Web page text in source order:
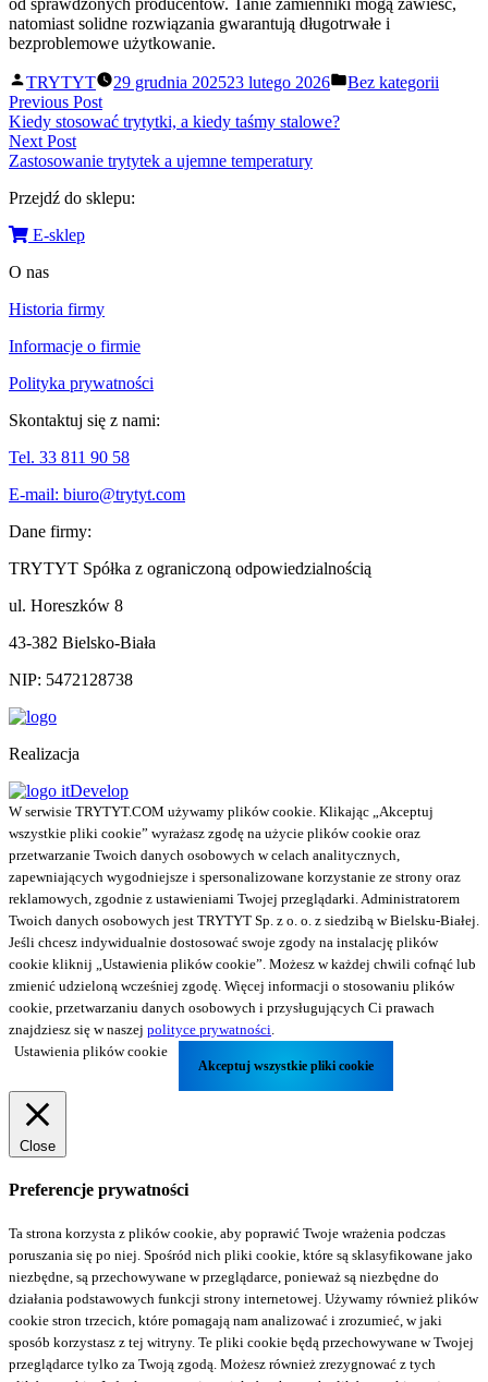
natomiast solidne rozwiązania gwarantują długotrwałe i
bezproblemowe użytkowanie.
Posted
by
TRYTYT 29 grudnia 202523 lutego 2026
Posted
Bez kategorii
Nawigacja
wpisu
Previous PostPrevious
post:
Kiedy stosować trytytki, a kiedy taśmy stalowe?
Next PostNext
post:
Zastosowanie trytytek a ujemne temperatury
Przejdź do sklepu:
E-sklep
O nas
Historia firmy
Informacje o firmie
Polityka prywatności
Skontaktuj się z nami:
Tel. 33 811 90 58
E-mail: biuro@trytyt.com
Dane firmy:
TRYTYT Spółka z ograniczoną odpowiedzialnością
ul. Horeszków 8
43-382 Bielsko-Biała
NIP: 5472128738
Realizacja
W serwisie TRYTYT.COM używamy plików cookie. Klikając „Akceptuj
wszystkie pliki cookie” wyrażasz zgodę na użycie plików cookie oraz
przetwarzanie Twoich danych osobowych w celach analitycznych,
zapewniających wygodniejsze i spersonalizowane korzystanie ze strony oraz
reklamowych, zgodnie z ustawieniami Twojej przeglądarki. Administratorem
Twoich danych osobowych jest TRYTYT Sp. z o. o. z siedzibą w Bielsku-Białej.
Jeśli chcesz indywidualnie dostosować swoje zgody na instalację plików
cookie kliknij „Ustawienia plików cookie”. Możesz w każdej chwili cofnąć lub
zmienić udzieloną wcześniej zgodę. Więcej informacji o stosowaniu plików
cookie, przetwarzaniu danych osobowych i przysługujących Ci prawach
znajdziesz się w naszej polityce prywatności
Ustawienia plików cookie
Akceptuj wszystkie pliki cookie
Close
Preferencje prywatności
Ta strona korzysta z plików cookie, aby poprawić Twoje wrażenia podczas
poruszania się po niej. Spośród nich pliki cookie, które są sklasyfikowane jako
niezbędne, są przechowywane w przeglądarce, ponieważ są niezbędne do
działania podstawowych funkcji strony internetowej. Używamy również plików
cookie stron trzecich, które pomagają nam analizować i zrozumieć, w jaki
sposób korzystasz z tej witryny. Te pliki cookie będą przechowywane w Twojej
przeglądarce tylko za Twoją zgodą. Możesz również zrezygnować z tych